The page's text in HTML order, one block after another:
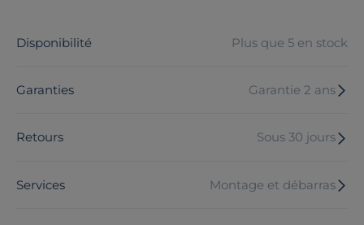
Disponibilité Plus que 5 en stock
Garanties Garantie 2 ans
Retours Sous 30 jours
Services Montage et débarras